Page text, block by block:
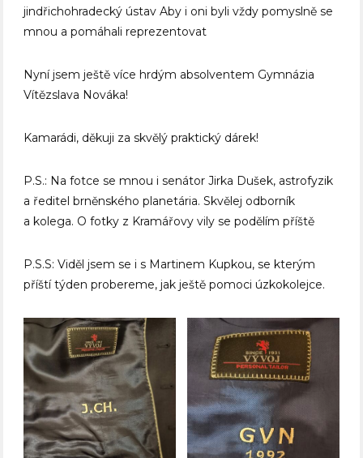
jindřichohradecký ústav Aby i oni byli vždy pomyslně se
mnou a pomáhali reprezentovat
Nyní jsem ještě více hrdým absolventem Gymnázia
Vítězslava Nováka!
Kamarádi, děkuji za skvělý praktický dárek!
P.S.: Na fotce se mnou i senátor Jirka Dušek, astrofyzik
a ředitel brněnského planetária. Skvělej odborník
a kolega. O fotky z Kramářovy vily se podělím příště
P.S.S: Viděl jsem se i s Martinem Kupkou, se kterým
příští týden probereme, jak ještě pomoci úzkokolejce.